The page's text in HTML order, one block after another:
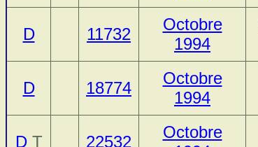
D 11732
Octobre
1994
D 18774
Octobre
1994
DT 22532
Octobre